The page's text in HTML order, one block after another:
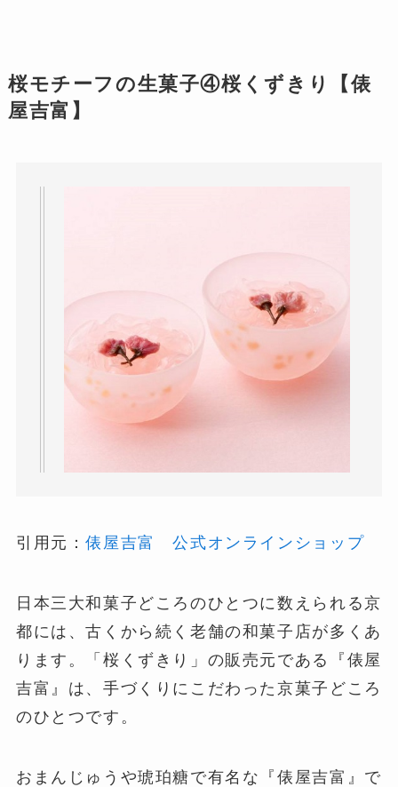
桜モチーフの生菓子④桜くずきり【俵
屋吉富】
引用元：俵屋吉富 公式オンラインショップ
日本三大和菓子どころのひとつに数えられる京
都には、古くから続く老舗の和菓子店が多くあ
ります。「桜くずきり」の販売元である『俵屋
吉富』は、手づくりにこだわった京菓子どころ
のひとつです。
おまんじゅうや琥珀糖で有名な『俵屋吉富』で